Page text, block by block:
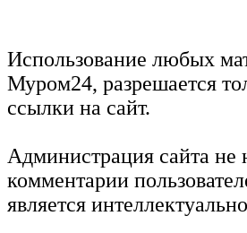
Использование любых
Муром24, разрешается
ссылки на сайт.
Администрация сайта не
комментарии
является